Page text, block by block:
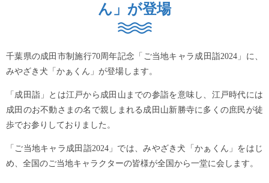
ん」が登場
千葉県の成田市制施行70周年記念「ご当地キャラ成田詣2024」に、
みやざき犬「かぁくん」が登場します。
「成田詣」とは江戸から成田山までの参詣を意味し、江戸時代には
成田のお不動さまの名で親しまれる成田山新勝寺に多くの庶民が徒
歩でお参りしておりました。
「ご当地キャラ成田詣2024」では、みやざき犬「かぁくん」をはじ
め、全国のご当地キャラクターの皆様が全国から一堂に会します。